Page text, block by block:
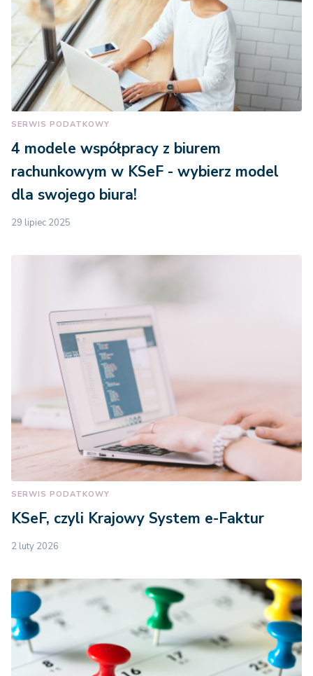
SERWIS PODATKOWY
4 modele współpracy z biurem
rachunkowym w KSeF - wybierz model
dla swojego biura!
29 lipiec 2025
SERWIS PODATKOWY
KSeF, czyli Krajowy System e-Faktur
2 luty 2026